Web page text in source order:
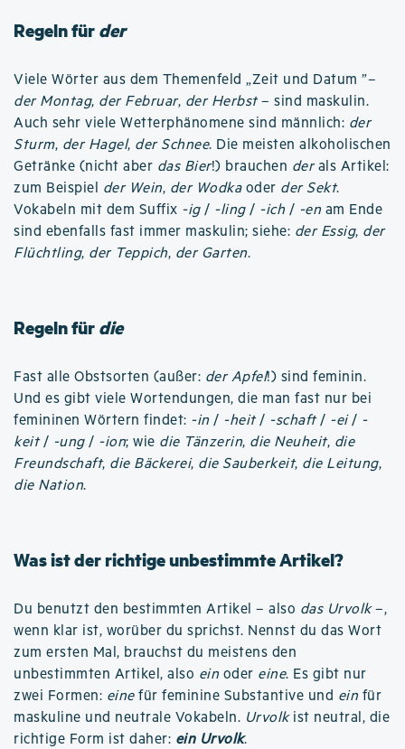
Regeln fürder
Viele Wörter aus dem Themenfeld „Zeit und Datum ”–
der Montag, der Februar, der Herbst– sind maskulin.
Auch sehr viele Wetterphänomene sind männlich: der
Sturm, der Hagel, der Schnee. Die meisten alkoholischen
Getränke (nicht aber das Bier!) brauchen derals Artikel:
zum Beispiel der Wein, der Wodkaoder der Sekt.
Vokabeln mit dem Suffix -ig/ -ling/ -ich / -en am Ende
sind ebenfalls fast immer maskulin; siehe: der Essig, der
Flüchtling, der Teppich, der Garten.
Regeln fürdie
Fast alle Obstsorten (außer: der Apfel!) sind feminin.
Und es gibt viele Wortendungen, die man fast nur bei
femininen Wörtern findet: -in / -heit/ -schaft/ -ei/ -
keit/ -ung/ -ion; wie die Tänzerin, die Neuheit, die
Freundschaft, die Bäckerei, die Sauberkeit, die Leitung,
die Nation.
Was ist der richtige unbestimmte Artikel?
Du benutzt den bestimmten Artikel – also das Urvolk–,
wenn klar ist, worüber du sprichst. Nennst du das Wort
zum ersten Mal, brauchst du meistens den
unbestimmten Artikel, also ein oder eine. Es gibt nur
zwei Formen: einefür feminine Substantive und ein für
maskuline und neutrale Vokabeln. Urvolkist neutral, die
richtige Form ist daher: ein Urvolk.